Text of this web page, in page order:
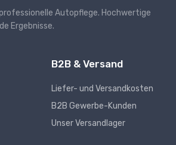
Autopflege. Hochwertige
Ergebnisse.
B2B & Versand
Liefer- und Versandkosten
B2B Gewerbe-Kunden
Unser Versandlager